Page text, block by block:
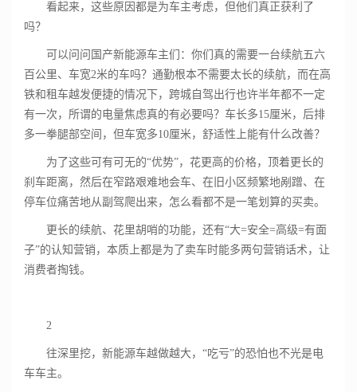
看起来，这些原因都是为车主考虑，但他们真正获利了
吗？
可以问问国产新能源车主们：你们真的需要一台续航五六
百公里、车宽2米的车吗？通勤根本不需要太长的续航，而在高
铁和租车越发便捷的情况下，跨城自驾出行也许半年都不一定
有一次，所谓的电量焦虑真的有必要吗？车长多15厘米，后排
多一拳腿部空间，但车宽多10厘米，舒适性上能有什么改善？
为了这些可有可无的“优势”，花更高的价格，顶着更长的
刹车距离，然后在窄路艰难地会车、在旧小区频繁地剐蹭、在
停车位痛苦地从副驾爬出来，怎么看都不是一笔划算的买卖。
更长的续航、花里胡哨的功能，还有“大=安全=高级=有面
子”的认知营销，本质上都是为了卖车时能多两句营销话术，让
消费者掏钱。
2
往深里挖，新能源车越做越大，“吃亏”的恐怕也不光是电
车车主。